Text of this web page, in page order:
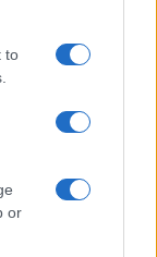
to
or
διακοπή
τις